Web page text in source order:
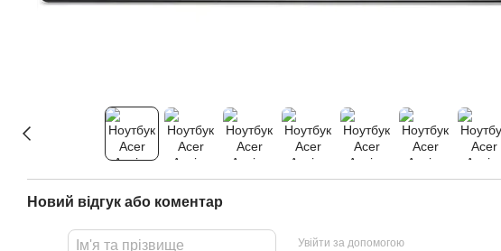
Новий відгук або коментар
Увійти за допомогою